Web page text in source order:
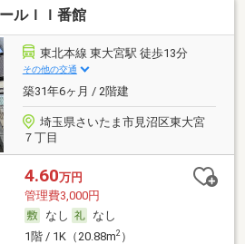
ルＩＩ番館
東北本線 東大宮駅 徒歩13分
その他の交通
築31年6ヶ月 / 2階建
埼玉県さいたま市見沼区東大宮
７丁目
4.60万円
管理費3,000円
なし
なし
1階 / 1K（20.88m2）